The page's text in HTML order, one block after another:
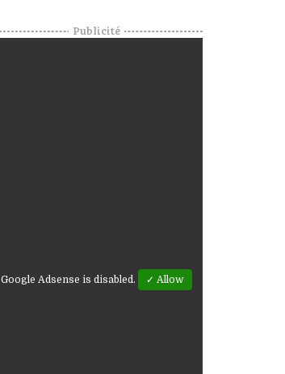
Publicité
Google Adsense is disabled. ✓ Allow